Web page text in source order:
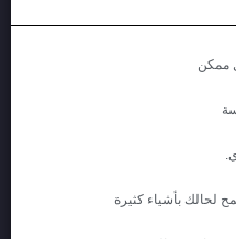
ممكن
لحالك بأشياء كثيرة